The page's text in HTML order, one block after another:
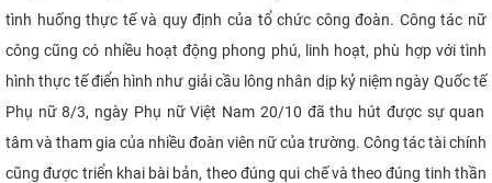
tình huống thực tế và quy định của tổ chức công đoàn. Công tác nữ
công cũng có nhiều hoạt động phong phú, linh hoạt, phù hợp với tình
hình thực tế điển hình như giải cầu lông nhân dịp kỷ niệm ngày Quốc tế
Phụ nữ8/3, ngày Phụ nữViệt Nam 20/10 đã thu hút được sự quan
tâm và tham gia của nhiều đoàn viên nữ của trường. Công tác tài chính
cũng được triển khai bài bản, theo đúng qui chế và theo đúng tinh thần